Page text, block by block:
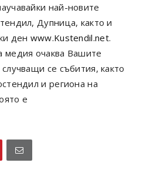
най-новите
Дупница, както и
ден www.Kustendil.net.
медия очаква Вашите
се събития, както
и региона на
е